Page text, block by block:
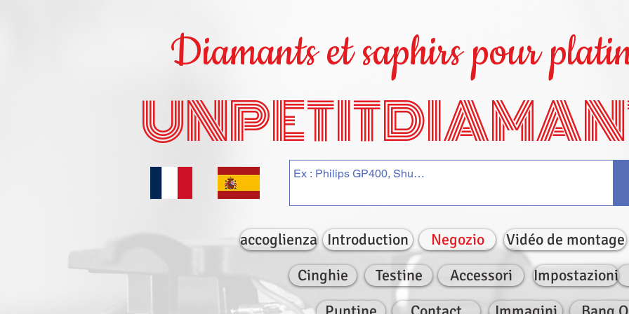
Diamants et saphirs pour
accoglienza Introduction Negozio
Vidéo de montage
Cinghie
Testine Accessori
Impostazioni